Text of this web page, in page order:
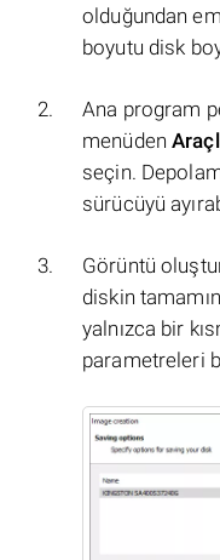
olduğundan
boyutu disk
Ana program
menüden
seçin.
sürücüyü
Görüntü
diskin
yalnızca bir
parametreleri